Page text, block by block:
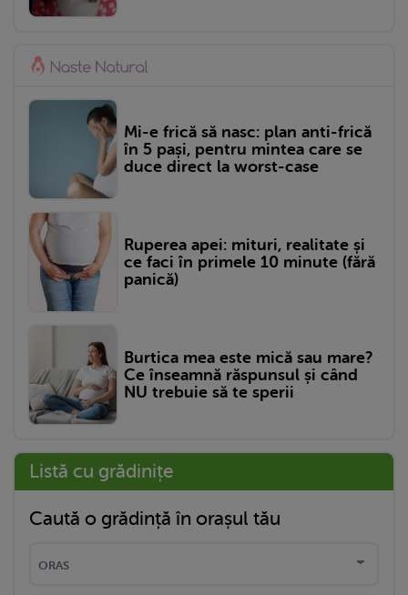
Mi-e frică să nasc: plan anti-frică
în 5 pași, pentru mintea care se
duce direct la worst-case
Ruperea apei: mituri, realitate și
ce faci în primele 10 minute (fără
panică)
Burtica mea este mică sau mare?
Ce înseamnă răspunsul și când
NU trebuie să te sperii
Listă cu grădinițe
Caută o grădință în orașul tău